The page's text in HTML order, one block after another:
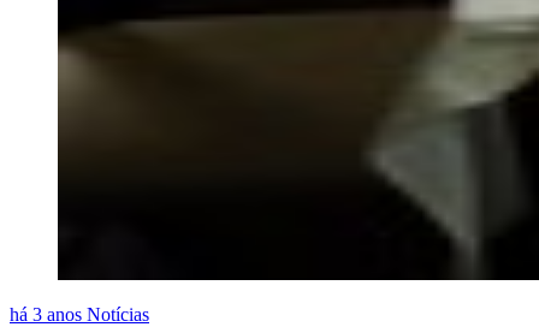
há 3 anos Notícias